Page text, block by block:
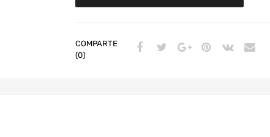
COMPARTE
(0)